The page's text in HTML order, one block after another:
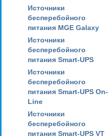
Источники
бесперебойного
питания MGE Galaxy
Источники
бесперебойного
питания Smart-UPS
Источники
бесперебойного
питания Smart-UPS On-
Line
Источники
бесперебойного
питания Smart-UPS VT